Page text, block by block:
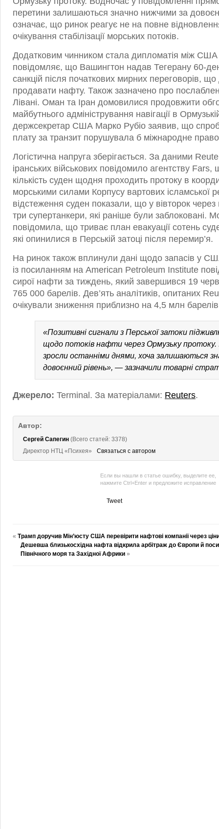
перетини залишаються значно нижчими за
означає, що ринок реагує не на повне
очікування стабілізації морських потоків.
Додатковим чинником стала дипломатія між США
повідомляє, що Вашингтон надав Тегерану 60-
санкцій після початкових мирних переговорів,
продавати нафту. Також зазначено про
Лівані. Оман та Іран домовилися продовжити
майбутнього адміністрування навігації в
держсекретар США Марко Рубіо заявив, що
плату за транзит порушувала б міжнародне
Логістична напруга зберігається. За даними
іранських військових повідомило агентству
кількість суден щодня проходить протоку в
морськими силами Корпусу вартових ісламської
відстеження суден показали, що у вівторок
три супертанкери, які раніше були заблоковані.
повідомила, що триває план евакуації сотень
які опинилися в Перській затоці після перемир’я.
На ринок також вплинули дані щодо запасів у
із посиланням на American Petroleum Institute
сирої нафти за тиждень, який завершився 19
765 000 барелів. Дев’ять аналітиків, опитаних
очікували зниження приблизно на 4,5 млн
«Позитивні сигнали з Перської затоки
щодо потоків нафти через Ормузьку
зросли останніми днями, хоча залишаються
довоєнний рівень», — зазначили товарні
Джерело: Terminal. За матеріалами: Reuters.
Автор:
Сергей Сапегин (Всего статей: 3378)
Директор НТЦ «Психея»
Связаться с автором
Если вы нашли в статье ошибку, выделите ее,
нажмите Ctrl+Enter и предложите исправление
Tweet
« Трамп доручив Мін’юсту США перевірити нафтові компанії через
Дешевша близькосхідна нафта відкрила арбітраж до Європи й
Північного моря та Західної Африки »